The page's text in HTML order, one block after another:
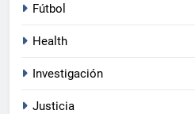
Fútbol
Health
Investigación
Justicia